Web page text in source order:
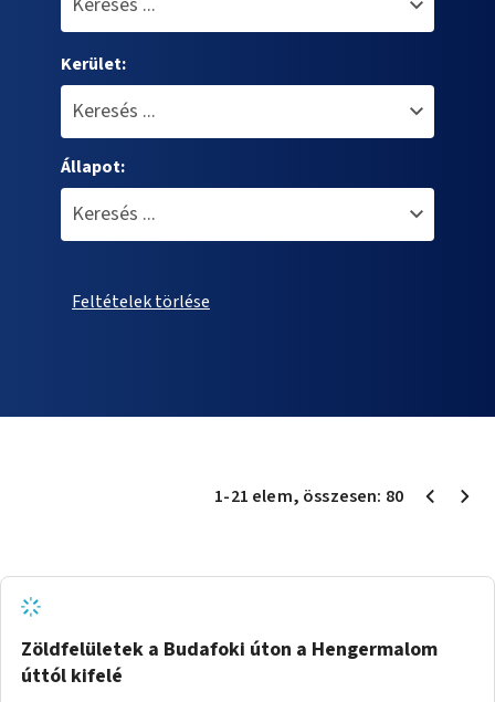
Kerület:
Állapot:
Feltételek törlése
1-21 elem, összesen: 80
Zöldfelületek a Budafoki úton a Hengermalom
úttól kifelé